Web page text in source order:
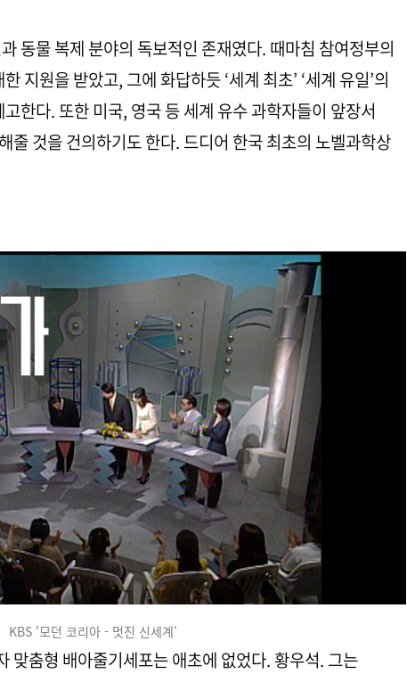
동물 복제 분야의 독보적인 존재였다. 때마침 참여정부의
지원을 받았고, 그에 화답하듯 ‘세계 최초’ ‘세계 유일’의
한다. 또한 미국, 영국 등 세계 유수 과학자들이 앞장서
줄 것을 건의하기도 한다. 드디어 한국 최초의 노벨과학상
KBS '모던 코리아 - 멋진 신세계'
맞춤형 배아줄기세포는 애초에 없었다. 황우석. 그는